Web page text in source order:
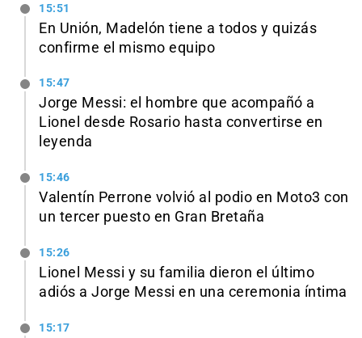
15:51
En Unión, Madelón tiene a todos y quizás
confirme el mismo equipo
15:47
Jorge Messi: el hombre que acompañó a
Lionel desde Rosario hasta convertirse en
leyenda
15:46
Valentín Perrone volvió al podio en Moto3 con
un tercer puesto en Gran Bretaña
15:26
Lionel Messi y su familia dieron el último
adiós a Jorge Messi en una ceremonia íntima
15:17